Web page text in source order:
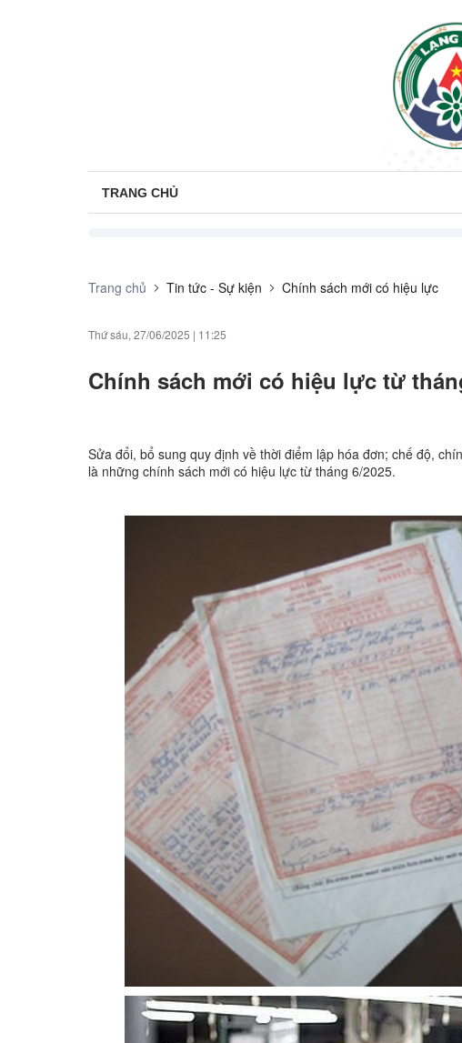
TRANG CHỦ
Trang chủ Tin tức - Sự kiện Chính sách mới có hiệu lực
Thứ sáu, 27/06/2025 | 11:25
Chính sách mới có hiệu lực từ
Sửa đổi, bổ sung quy định về thời điểm lập hóa đơn; chế độ,
là những chính sách mới có hiệu lực từ tháng 6/2025.